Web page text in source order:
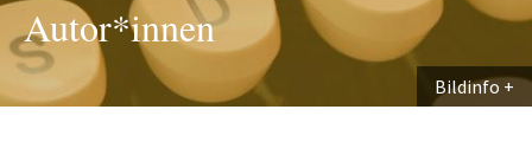
Autor*innen
Bildinfo